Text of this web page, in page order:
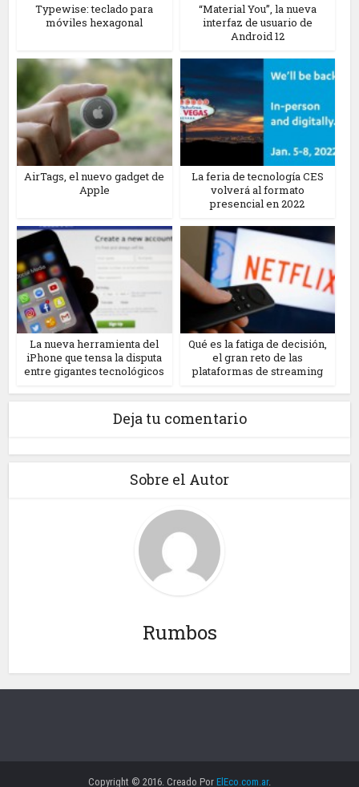
Typewise: teclado para
móviles hexagonal
“Material You”, la nueva
interfaz de usuario de
Android 12
AirTags, el nuevo gadget de
Apple
La feria de tecnología CES
volverá al formato
presencial en 2022
La nueva herramienta del
iPhone que tensa la disputa
entre gigantes tecnológicos
Qué es la fatiga de decisión,
el gran reto de las
plataformas de streaming
Deja tu comentario
Sobre el Autor
Rumbos
Copyright © 2016. Creado Por ElEco.com.ar.